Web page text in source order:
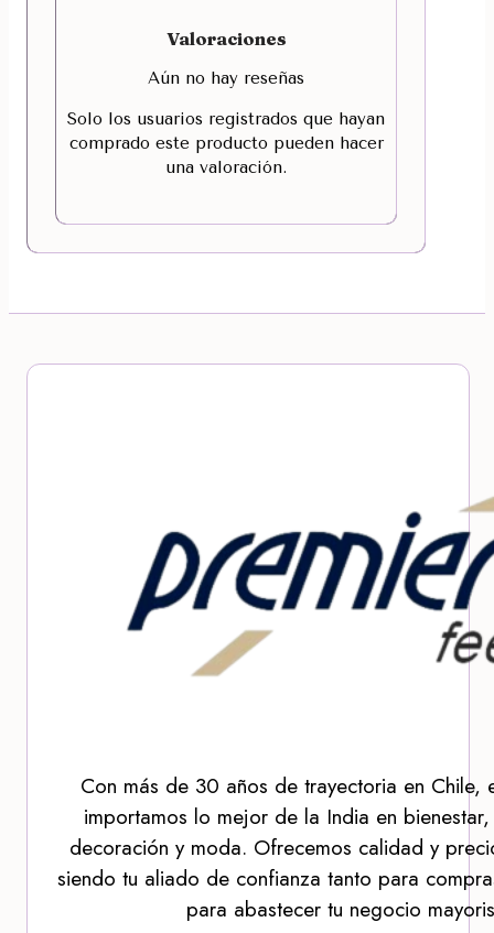
Valoraciones
Aún no hay reseñas
Solo los usuarios registrados que hayan
comprado este producto pueden hacer
una valoración.
Con más de 30 años de trayectoria en Chile,
importamos lo mejor de la India en
decoración y moda. Ofrecemos calidad y
siendo tu aliado de confianza tanto para
para abastecer tu negocio